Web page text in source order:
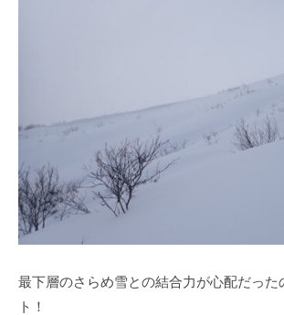
最下層のさらめ雪との結合力が心配だった
ト！